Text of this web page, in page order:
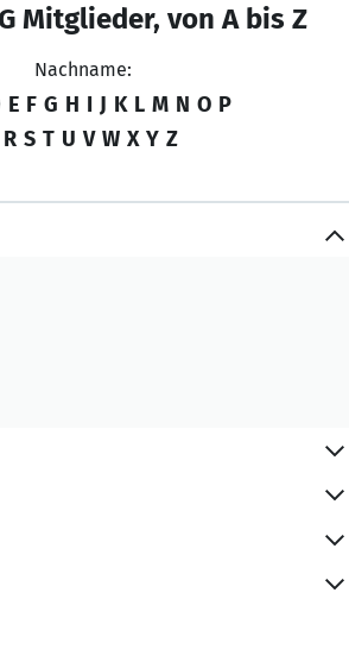
Mitglieder, von A bis Z
Nachname:
E F G H I J K L M N O P
R S T U V W X Y Z